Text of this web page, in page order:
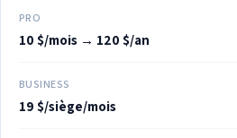
PRO
10 $/mois → 120 $/an
BUSINESS
19 $/siège/mois